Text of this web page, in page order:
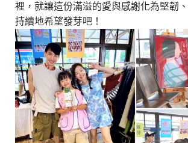
裡，就讓這份滿溢的愛與感謝化為堅韌
持續地希望發芽吧！